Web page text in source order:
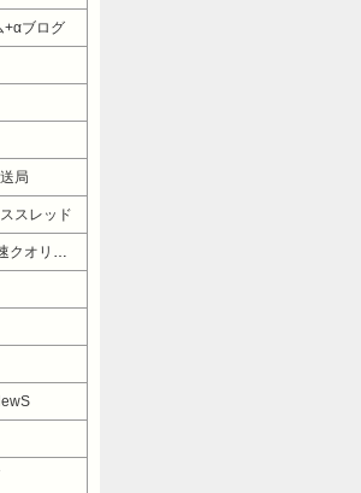
+αブログ
局
スレッド
【2ch】ニュー速クオリティ